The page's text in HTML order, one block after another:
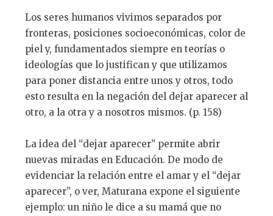
Los seres humanos vivimos separados por
fronteras, posiciones socioeconómicas, color de
piel y, fundamentados siempre en teorías o
ideologías que lo justifican y que utilizamos
para poner distancia entre unos y otros, todo
esto resulta en la negación del dejar aparecer al
otro, a la otra y a nosotros mismos. (p. 158)
La idea del “dejar aparecer” permite abrir
nuevas miradas en Educación. De modo de
evidenciar la relación entre el amar y el “dejar
aparecer”, o ver, Maturana expone el siguiente
ejemplo: un niño le dice a su mamá que no